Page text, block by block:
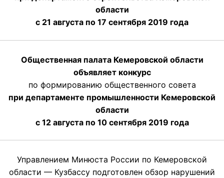
области
с 21 августа по 17 сентября 2019 года
Общественная палата Кемеровской области
объявляет конкурс
по формированию общественного совета
при департаменте промышленности Кемеровской
области
с 12 августа по 10 сентября 2019 года
Управлением Минюста России по Кемеровской
области — Кузбассу подготовлен обзор нарушений